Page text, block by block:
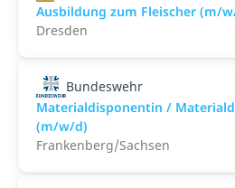
Ausbildung zum Fleischer (m/
Dresden
Bundeswehr
Materialdisponentin /
(m/w/d)
Frankenberg/Sachsen